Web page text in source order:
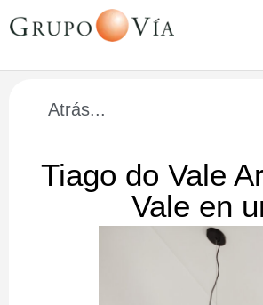
Atrás...
Tiago do Vale
Vale en